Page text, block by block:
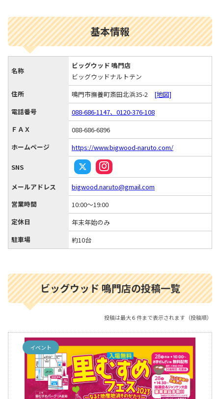
基本情報
名称
ビッグウッド 鳴門店
ビッグウッドナルトテン
住所
鳴門市撫養町斎田北浜35-2 [地図]
電話番号
088-686-1147、0120-376-108
ＦＡＸ
088-686-6896
ホームページ
https://www.bigwood-naruto.com/
SNS
メールアドレス
bigwood.naruto@gmail.com
営業時間
10:00～19:00
定休日
年末年始のみ
駐車場
約10台
ビッグウッド 鳴門店の投稿一覧
投稿は最大６件まで表示されます（投稿順）
イベント